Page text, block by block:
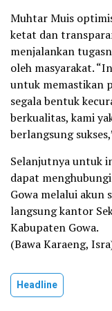
Muhtar Muis
ketat dan
menjalankan
oleh masyarakat.
untuk memastikan
segala bentuk
berkualitas, kami
berlangsung
Selanjutnya untuk
dapat
Gowa melalui akun
langsung kantor
Kabupaten Gowa.
(Bawa Karaeng,
Headline